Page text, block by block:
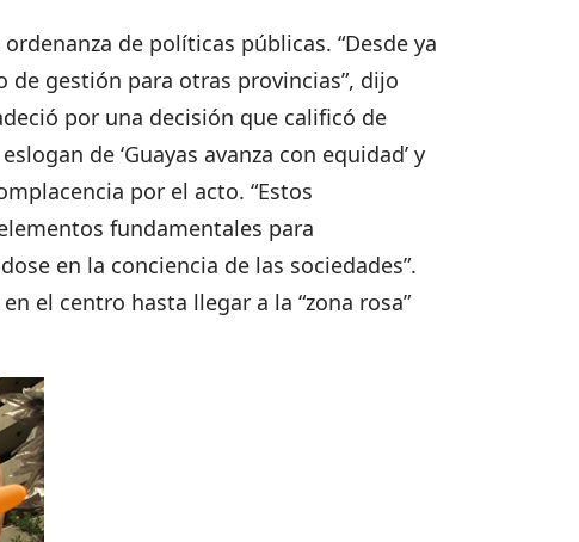
de políticas públicas. “Desde ya
gestión para otras provincias”, dijo
por una decisión que calificó de
de ‘Guayas avanza con equidad’ y
por el acto. “Estos
fundamentales para
en la conciencia de las sociedades”.
el centro hasta llegar a la “zona rosa”